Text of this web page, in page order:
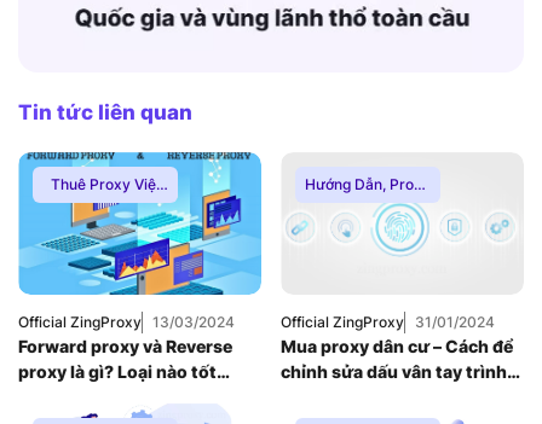
Tin tức liên quan
Thuê Proxy Việt
Nam,
Uncategorized
Official ZingProxy 13/03/2024
Forward proxy và Reverse
proxy là gì? Loại nào tốt
Hướng Dẫn, Proxy
Dân Cư,Thuê
Proxy Nước Ngoài
Thuê Proxy US,
Uncategorized
Official ZingProxy 31/01/2024
Mua proxy dân cư – Cách để
chỉnh sửa dấu vân tay trình